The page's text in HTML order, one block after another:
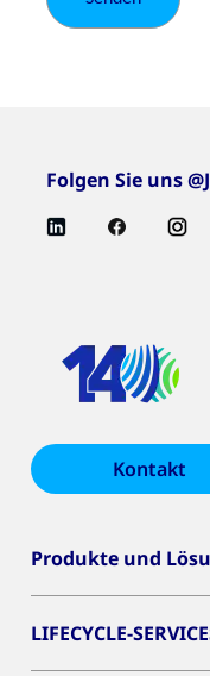
Folgen Sie uns
Kontakt
Produkte und
LIFECYCLE-